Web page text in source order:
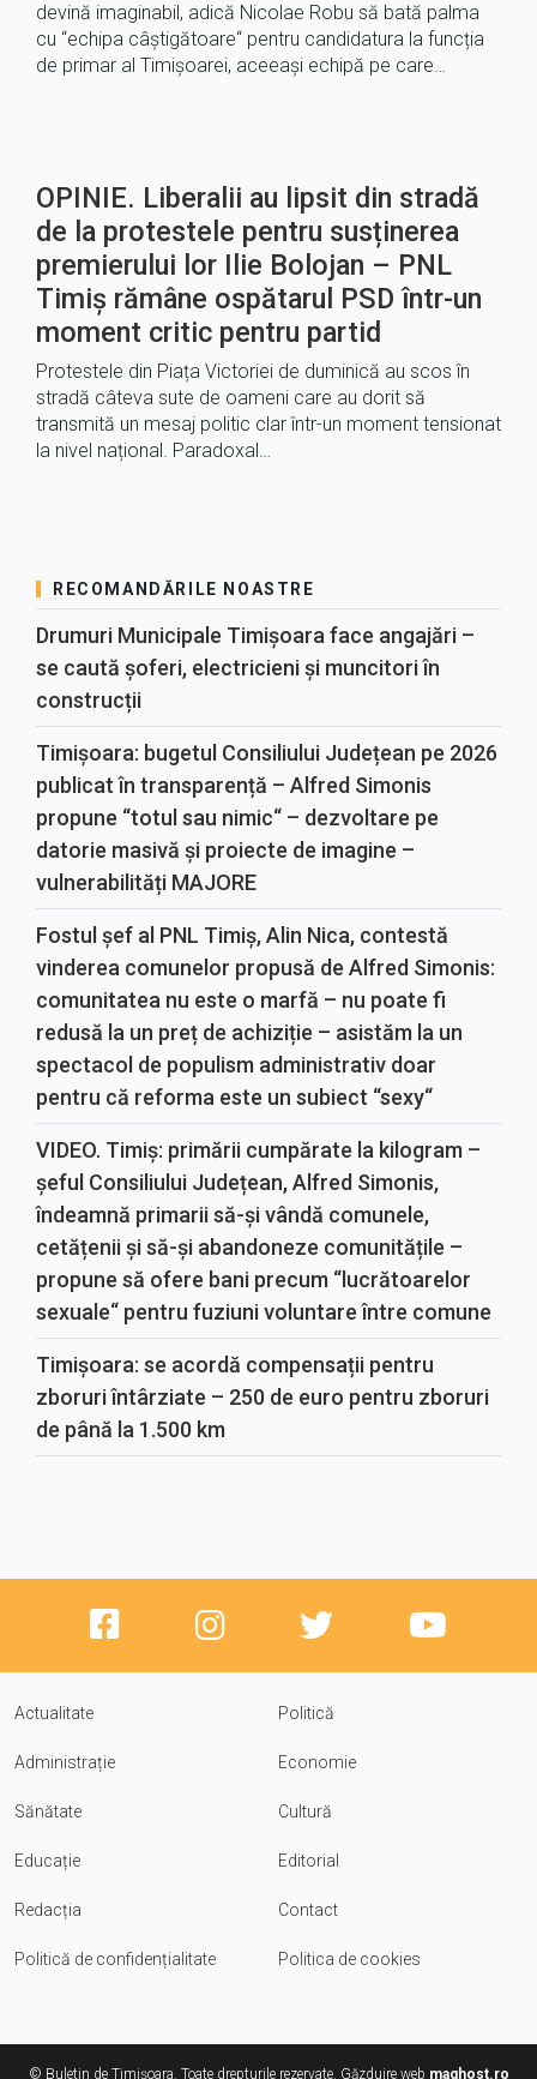
devină imaginabil, adică Nicolae Robu să bată palma
cu “echipa câștigătoare“ pentru candidatura la funcția
de primar al Timișoarei, aceeași echipă pe care…
OPINIE. Liberalii au lipsit din stradă
de la protestele pentru susținerea
premierului lor Ilie Bolojan – PNL
Timiș rămâne ospătarul PSD într-un
moment critic pentru partid
Protestele din Piața Victoriei de duminică au scos în
stradă câteva sute de oameni care au dorit să
transmită un mesaj politic clar într-un moment tensionat
la nivel național. Paradoxal…
RECOMANDĂRILE NOASTRE
Drumuri Municipale Timișoara face angajări –
se caută șoferi, electricieni și muncitori în
construcții
Timișoara: bugetul Consiliului Județean pe 2026
publicat în transparență – Alfred Simonis
propune “totul sau nimic“ – dezvoltare pe
datorie masivă și proiecte de imagine –
vulnerabilități MAJORE
Fostul șef al PNL Timiș, Alin Nica, contestă
vinderea comunelor propusă de Alfred Simonis:
comunitatea nu este o marfă – nu poate fi
redusă la un preț de achiziție – asistăm la un
spectacol de populism administrativ doar
pentru că reforma este un subiect “sexy“
VIDEO. Timiș: primării cumpărate la kilogram –
șeful Consiliului Județean, Alfred Simonis,
îndeamnă primarii să-și vândă comunele,
cetățenii și să-și abandoneze comunitățile –
propune să ofere bani precum “lucrătoarelor
sexuale“ pentru fuziuni voluntare între comune
Timișoara: se acordă compensații pentru
zboruri întârziate – 250 de euro pentru zboruri
de până la 1.500 km
Actualitate Politică
Administrație Economie
Sănătate Cultură
Educație Editorial
Redacția Contact
Politică de confidențialitate Politica de cookies
© Buletin de Timișoara. Toate drepturile rezervate. Găzduire web maghost.ro